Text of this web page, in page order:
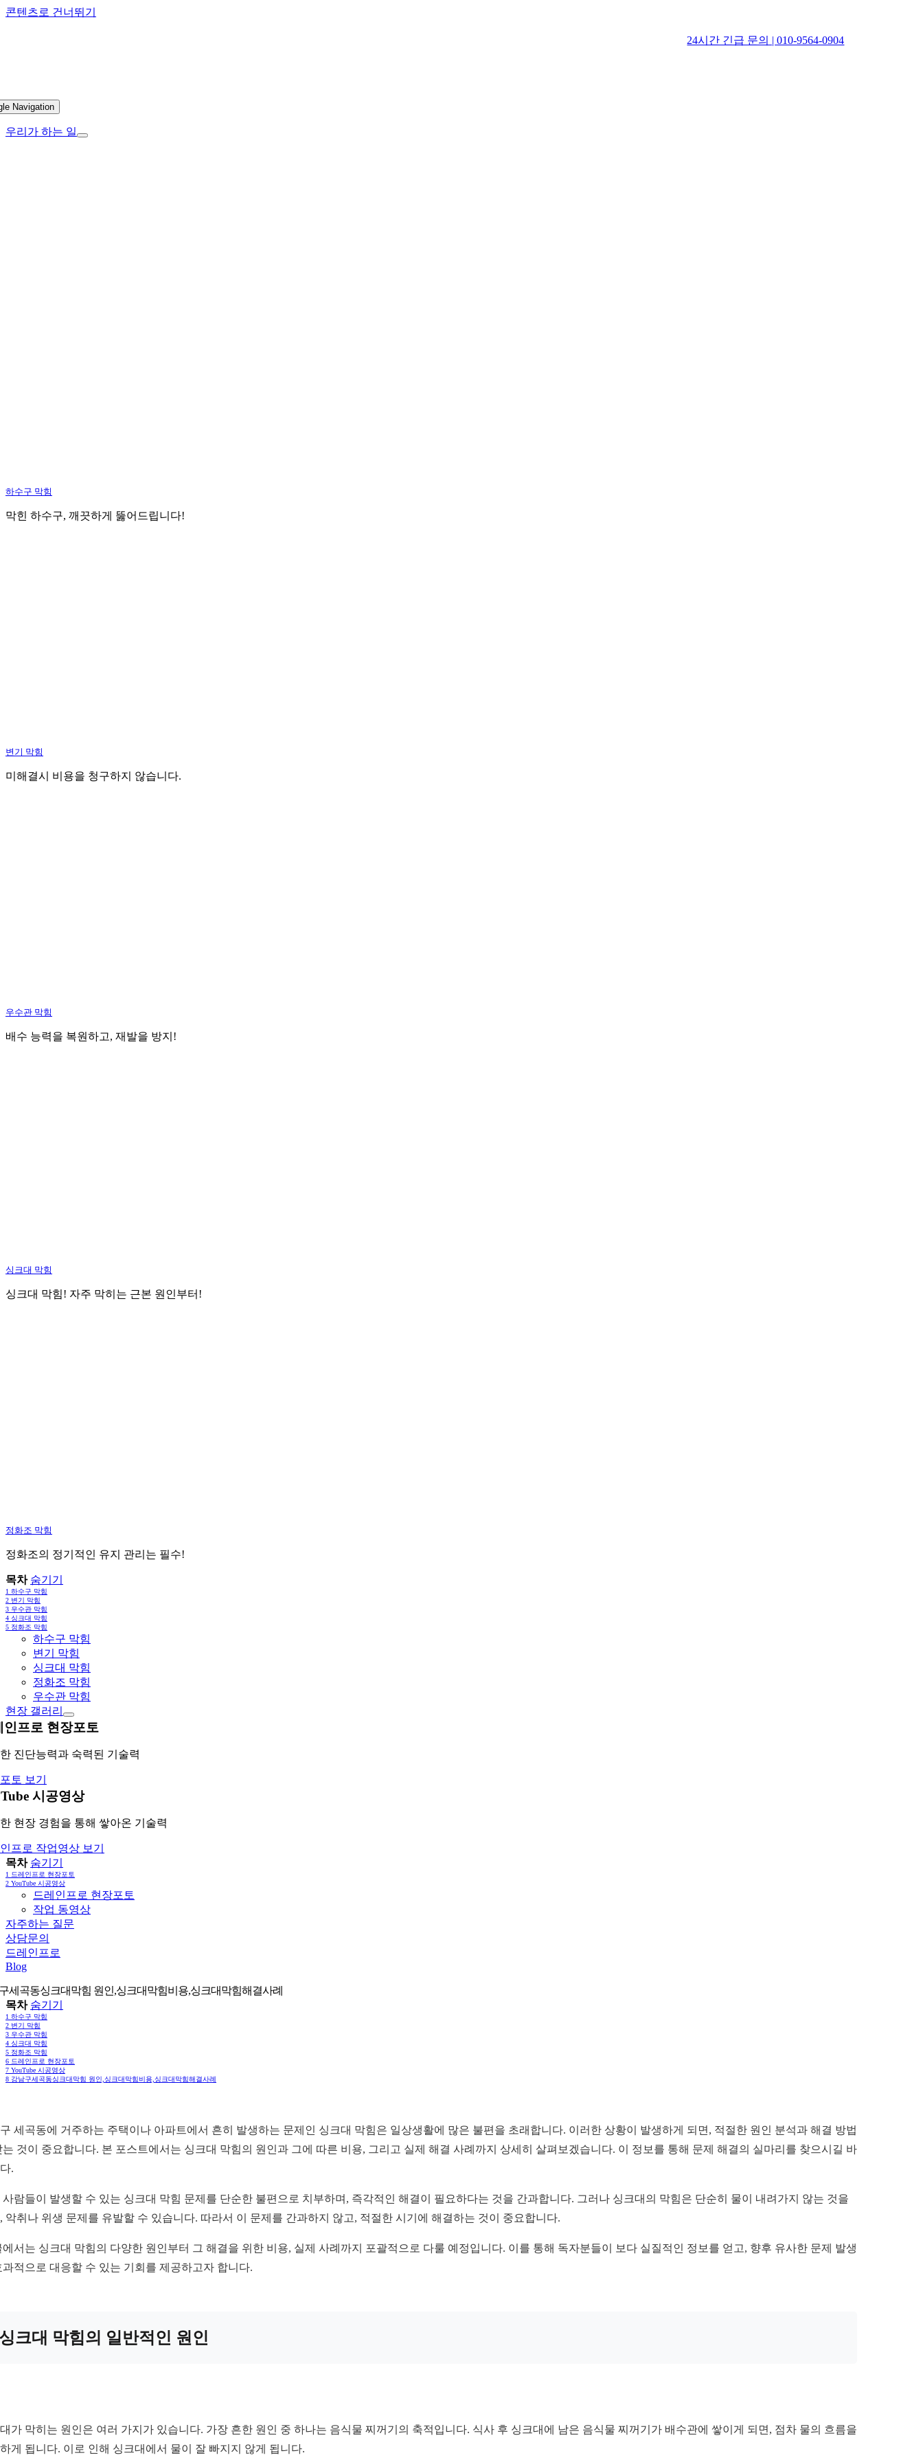
콘텐츠로 건너뛰기
24시간 긴급 문의 | 010-9564-0904
Navigation
우리가 하는 일
하수구 막힘
막힌 하수구, 깨끗하게 뚫어드립니다!
변기 막힘
미해결시 비용을 청구하지 않습니다.
우수관 막힘
배수 능력을 복원하고, 재발을 방지!
싱크대 막힘
싱크대 막힘! 자주 막히는 근본 원인부터!
정화조 막힘
정화조의 정기적인 유지 관리는 필수!
목차 숨기기
1 하수구 막힘
2 변기 막힘
3 우수관 막힘
4 싱크대 막힘
5 정화조 막힘
하수구 막힘
변기 막힘
싱크대 막힘
정화조 막힘
우수관 막힘
현장 갤러리
인프로 현장포토
진단능력과 숙력된 기술력
토 보기
시공영상
현장 경험을 통해 쌓아온 기술력
프로 작업영상 보기
목차 숨기기
1 드레인프로 현장포토
2 YouTube 시공영상
드레인프로 현장포토
작업 동영상
자주하는 질문
상담문의
드레인프로
Blog
세곡동싱크대막힘 원인,싱크대막힘비용,싱크대막힘해결사례
목차 숨기기
1 하수구 막힘
2 변기 막힘
3 우수관 막힘
4 싱크대 막힘
5 정화조 막힘
6 드레인프로 현장포토
7 YouTube 시공영상
8 강남구세곡동싱크대막힘 원인,싱크대막힘비용,싱크대막힘해결사례
세곡동에 거주하는 주택이나 아파트에서 흔히 발생하는 문제인 싱크대 막힘은 일상생활에 많은 불편을 초래합니다. 이러한 상황이 발생하게 되면, 적절한 원인 분석과 해결 방법
는 것이 중요합니다. 본 포스트에서는 싱크대 막힘의 원인과 그에 따른 비용, 그리고 실제 해결 사례까지 상세히 살펴보겠습니다. 이 정보를 통해 문제 해결의 실마리를 찾으시길 바
.
사람들이 발생할 수 있는 싱크대 막힘 문제를 단순한 불편으로 치부하며, 즉각적인 해결이 필요하다는 것을 간과합니다. 그러나 싱크대의 막힘은 단순히 물이 내려가지 않는 것을
악취나 위생 문제를 유발할 수 있습니다. 따라서 이 문제를 간과하지 않고, 적절한 시기에 해결하는 것이 중요합니다.
에서는 싱크대 막힘의 다양한 원인부터 그 해결을 위한 비용, 실제 사례까지 포괄적으로 다룰 예정입니다. 이를 통해 독자분들이 보다 실질적인 정보를 얻고, 향후 유사한 문제 발생
과적으로 대응할 수 있는 기회를 제공하고자 합니다.
크대 막힘의 일반적인 원인
가 막히는 원인은 여러 가지가 있습니다. 가장 흔한 원인 중 하나는 음식물 찌꺼기의 축적입니다. 식사 후 싱크대에 남은 음식물 찌꺼기가 배수관에 쌓이게 되면, 점차 물의 흐름을
게 됩니다. 이로 인해 싱크대에서 물이 잘 빠지지 않게 됩니다.